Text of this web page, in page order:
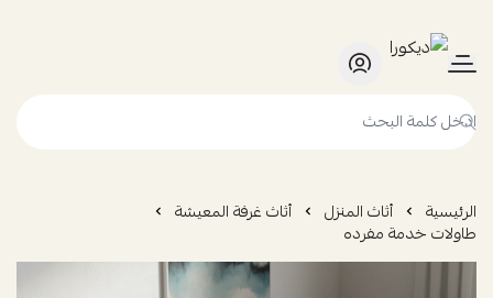
ديكورا
الرئيسية أثاث المنزل أثاث غرفة المعيشة
طاولات خدمة مفرده